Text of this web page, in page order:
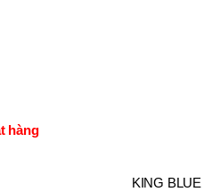
hàng
KING BLUE